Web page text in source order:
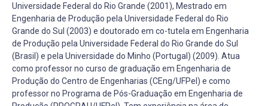
Universidade Federal do Rio Grande (2001), Mestrado em
Engenharia de Produção pela Universidade Federal do Rio
Grande do Sul (2003) e doutorado em co-tutela em Engenharia
de Produção pela Universidade Federal do Rio Grande do Sul
(Brasil) e pela Universidade do Minho (Portugal) (2009). Atua
como professor no curso de graduação em Engenharia de
Produção do Centro de Engenharias (CEng/UFPel) e como
professor no Programa de Pós-Graduação em Engenharia de